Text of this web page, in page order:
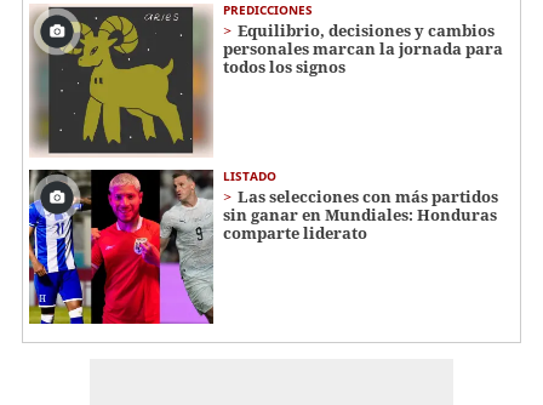
PREDICCIONES
Equilibrio, decisiones y cambios
personales marcan la jornada para
todos los signos
LISTADO
Las selecciones con más partidos
sin ganar en Mundiales: Honduras
comparte liderato